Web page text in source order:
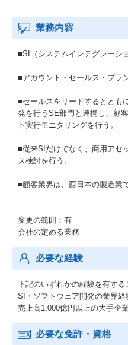
業務内容
■SI（システムインテグレーシ
■アカウント・セールス・プラ
■セールスをリードするととも
発を行うSE部門と連携し、顧
ト実行モニタリングを行う。
■従来SIだけでなく、商用アセ
ス検討を行う。
■顧客業界は、西日本の製造業
変更の範囲：有
会社の定める業務
必要な経験
下記のいずれかの経験を有する
SI・ソフトウェア開発の業界経
売上高1,000億円以上の大手企
必要な免許・資格